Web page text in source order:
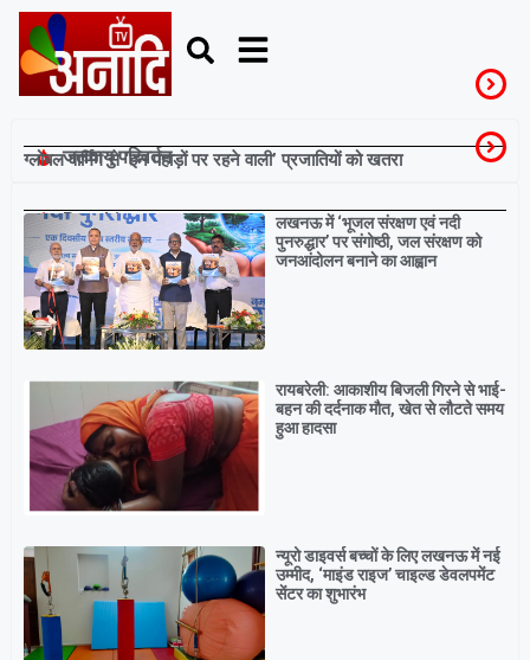
जलवायु परिवर्तन
ग्लोबल वार्मिंग से ‘इन पहाड़ों पर रहने वाली’ प्रजातियों को खतरा
Breaking
लखनऊ में ‘भूजल संरक्षण एवं नदी
पुनरुद्धार’ पर संगोष्ठी, जल संरक्षण को
जनआंदोलन बनाने का आह्वान
रायबरेली: आकाशीय बिजली गिरने से भाई-
बहन की दर्दनाक मौत, खेत से लौटते समय
हुआ हादसा
न्यूरो डाइवर्स बच्चों के लिए लखनऊ में नई
उम्मीद, ‘माइंड राइज’ चाइल्ड डेवलपमेंट
सेंटर का शुभारंभ